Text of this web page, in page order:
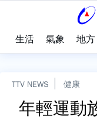
生活 氣象 地方
TTV NEWS 健康
年輕運動